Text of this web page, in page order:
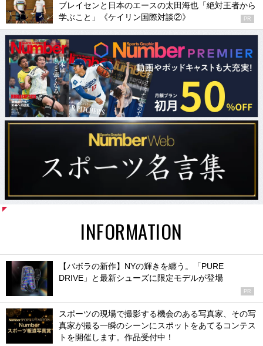
ブレイセンと日本のエースの太田海也「絶対王者から
学ぶこと」《ケイリン国際対談②》
PR
INFORMATION
【バボラの新作】NYの輝きを纏う。「PURE
DRIVE」と最新シューズに限定モデルが登場
PR
スポーツの現場で撮影する機会のある写真家、その写
真家が撮る一瞬のシーンにスポットをあてるコンテス
トを開催します。作品受付中！